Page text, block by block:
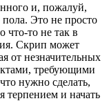
и, пожалуй,
Это не просто
что-то не так в
Скрип может
от незначительных
требующими
нужно сделать,
терпением и начать